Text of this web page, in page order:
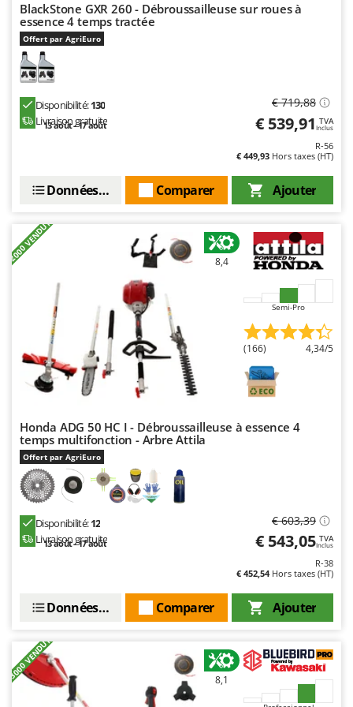
New O.M.R.A.
Nilfisk
Ninja
Novatec
Novital
NuAir
Officine Savioli
Oliviero
Omas
Ompagrill
Ooni
Oriental Koshin
Outdoorchef
P
Palazzetti
Palumbo Pavi
Partisani
Paterlini
Philips
Pramac
Rato
Reber
Redback
BlackStone GXR 260 - Débroussailleuse sur roues à
essence 4 temps tractée
Offert par AgriEuro
Disponibilité:130
Livraison gratuite
13 août - 17 août
€ 719,88
€ 539,91 TVA
Inclus
R-56
€ 449,93 Hors taxes (HT)
Ajouter
Comparer
Données techniques
+2000 VENDUTI 8,4
Semi-Pro
(166) 4,34/5
Honda ADG 50 HC I - Débroussailleuse à essence 4
temps multifonction - Arbre Attila
Offert par AgriEuro
Disponibilité:12
Livraison gratuite
13 août - 17 août
€ 603,39
€ 543,05 TVA
Inclus
R-38
€ 452,54Hors taxes (HT)
Ajouter
Comparer
Données techniques
+3000 VENDUTI 8,1